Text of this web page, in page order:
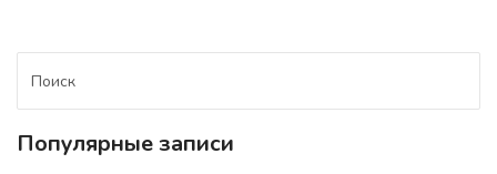
Популярные записи